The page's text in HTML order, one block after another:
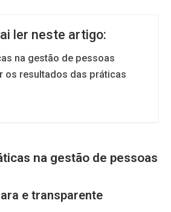
ler neste artigo:
na gestão de pessoas
os resultados das práticas
na gestão de pessoas
e transparente